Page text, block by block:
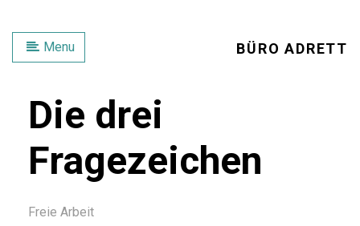
Menu BÜRO ADRETT
Die drei
Fragezeichen
Freie Arbeit